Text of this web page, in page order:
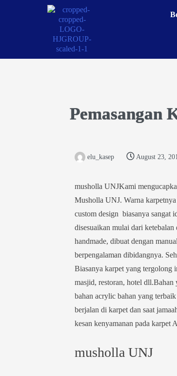
Pemasangan
elu_kasep August 23,
musholla UNJKami
Musholla UNJ. Warna
custom design biasanya sangat
disesuaikan mulai dari
handmade, dibuat dengan
berpengalaman dibidangnya.
Biasanya karpet yang tergolong
masjid, restoran, hotel
bahan acrylic bahan yang
berjalan di karpet dan saat
kesan kenyamanan pada karpet
musholla UNJ